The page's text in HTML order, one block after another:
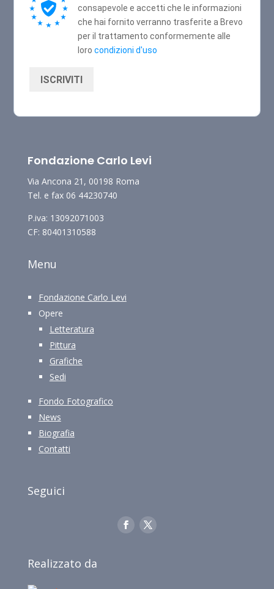
consapevole e accetti che le informazioni
che hai fornito verranno trasferite a Brevo
per il trattamento conformemente alle
loro condizioni d'uso
ISCRIVITI
Fondazione Carlo Levi
Via Ancona 21, 00198 Roma
Tel. e fax 06 44230740
P.iva: 13092071003
CF: 80401310588
Menu
Fondazione Carlo Levi
Opere
Letteratura
Pittura
Grafiche
Sedi
Fondo Fotografico
News
Biografia
Contatti
Seguici
Realizzato da